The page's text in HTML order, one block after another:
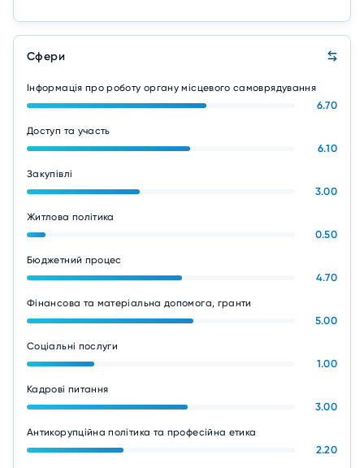
Сфери
Інформація про роботу органу місцевого самоврядування
6.70
Доступ та участь
6.10
Закупівлі
3.00
Житлова політика
0.50
Бюджетний процес
4.70
Фінансова та матеріальна допомога, гранти
5.00
Соціальні послуги
1.00
Кадрові питання
3.00
Антикорупційна політика та професійна етика
2.20